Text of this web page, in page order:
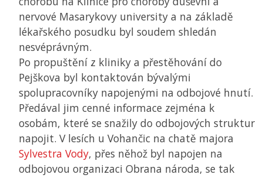
nervové Masarykovy university a na základě
lékařského posudku byl soudem shledán
nesvéprávným.
Po propuštění z kliniky a přestěhování do
Pejškova byl kontaktován bývalými
spolupracovníky napojenými na odbojové hnutí.
Předával jim cenné informace zejména k
osobám, které se snažily do odbojových struktur
napojit. V lesích u Vohančic na chatě majora
Sylvestra Vody, přes něhož byl napojen na
odbojovou organizaci Obrana národa, se tak